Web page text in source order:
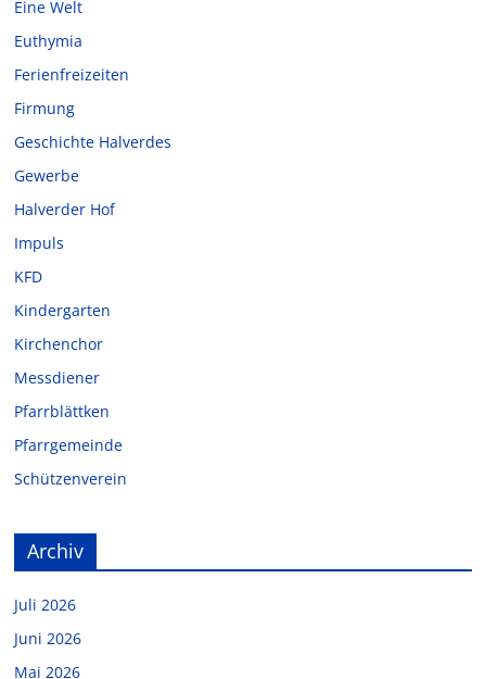
Eine Welt
Euthymia
Ferienfreizeiten
Firmung
Geschichte Halverdes
Gewerbe
Halverder Hof
Impuls
KFD
Kindergarten
Kirchenchor
Messdiener
Pfarrblättken
Pfarrgemeinde
Schützenverein
Archiv
Juli 2026
Juni 2026
Mai 2026